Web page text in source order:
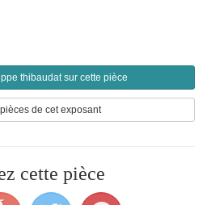
thibaudat sur cette pièce
de cet exposant
cette pièce